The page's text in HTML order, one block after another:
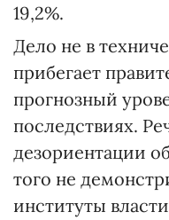
19,2%.
Дело не в
прибегает
прогнозный
последствиях.
дезориентации
того не
институты